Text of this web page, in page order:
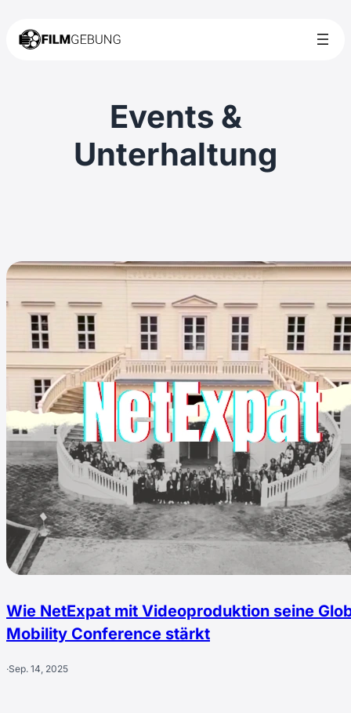
Events &
Unterhaltung
Wie NetExpat mit Videoproduktion seine
Mobility Conference stärkt
·Sep. 14, 2025